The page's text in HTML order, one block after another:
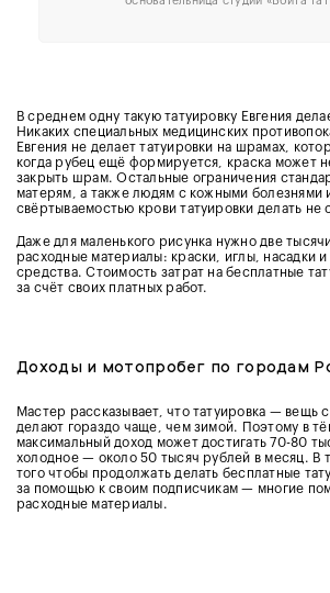
В среднем одну такую татуировку Евгения
Никаких специальных медицинских
Евгения не делает татуировки на шрамах,
когда рубец ещё формируется, краска может
закрыть шрам. Остальные ограничения
матерям, а также людям с кожными болезнями
свёртываемостью крови татуировки делать не
Даже для маленького рисунка нужно две
расходные материалы: краски, иглы, насадки
средства. Стоимость затрат на бесплатные
за счёт своих платных работ.
Доходы и мотопробег по городам
Мастер рассказывает, что татуировка — вещь
делают гораздо чаще, чем зимой. Поэтому в
максимальный доход может достигать 70-80
холодное — около 50 тысяч рублей в месяц. В
того чтобы продолжать делать бесплатные
за помощью к своим подписчикам — многие
расходные материалы.